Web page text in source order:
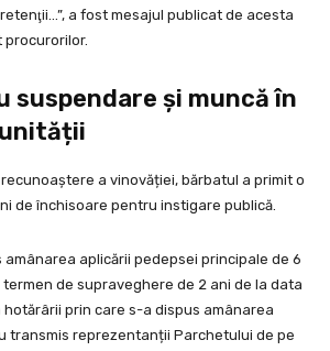
a fost mesajul publicat de acesta
procurorilor.
suspendare și muncă în
a vinovăției, bărbatul a primit o
de închisoare pentru instigare publică.
amânarea aplicării pedepsei principale de 6
de supraveghere de 2 ani de la data
prin care s-a dispus amânarea
transmis reprezentanții Parchetului de pe